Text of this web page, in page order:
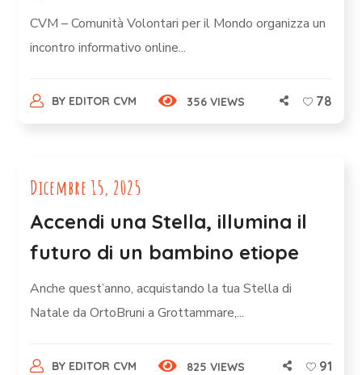
CVM – Comunità Volontari per il Mondo organizza un
incontro informativo online...
BY EDITOR CVM 356 VIEWS 78
Dicembre 15, 2025
Accendi una Stella, illumina il
futuro di un bambino etiope
Anche quest’anno, acquistando la tua Stella di
Natale da OrtoBruni a Grottammare,...
BY EDITOR CVM 825 VIEWS 91